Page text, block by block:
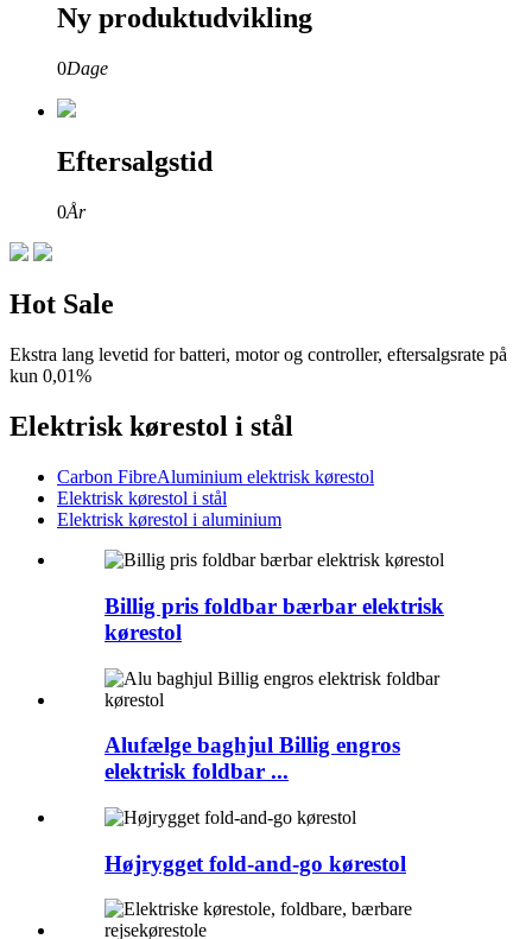
Ny produktudvikling
0Dage
Eftersalgstid
0År
Hot Sale
Ekstra lang levetid for batteri, motor og controller, eftersalgsrate på
kun 0,01%
Elektrisk kørestol i stål
Carbon FibreAluminium elektrisk kørestol
Elektrisk kørestol i stål
Elektrisk kørestol i aluminium
Billig pris foldbar bærbar elektrisk
kørestol
Alufælge baghjul Billig engros
elektrisk foldbar ...
Højrygget fold-and-go kørestol